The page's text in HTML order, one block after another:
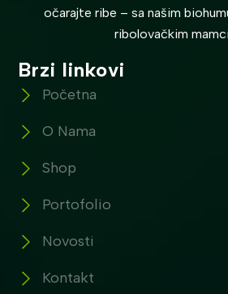
očarajte ribe – sa našim
ribolovačkim
Brzi linkovi
Početna
O Nama
Shop
Portofolio
Novosti
Kontakt